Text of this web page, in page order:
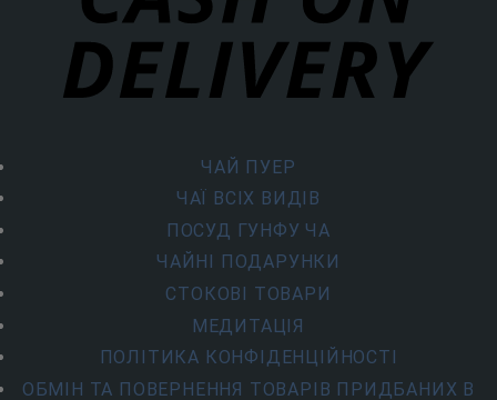
ЧАЙ ПУЕР
ЧАЇ ВСІХ ВИДІВ
ПОСУД ГУНФУ ЧА
ЧАЙНІ ПОДАРУНКИ
СТОКОВІ ТОВАРИ
МЕДИТАЦІЯ
ПОЛІТИКА КОНФІДЕНЦІЙНОСТІ
ОБМІН ТА ПОВЕРНЕННЯ ТОВАРІВ ПРИДБАНИХ В